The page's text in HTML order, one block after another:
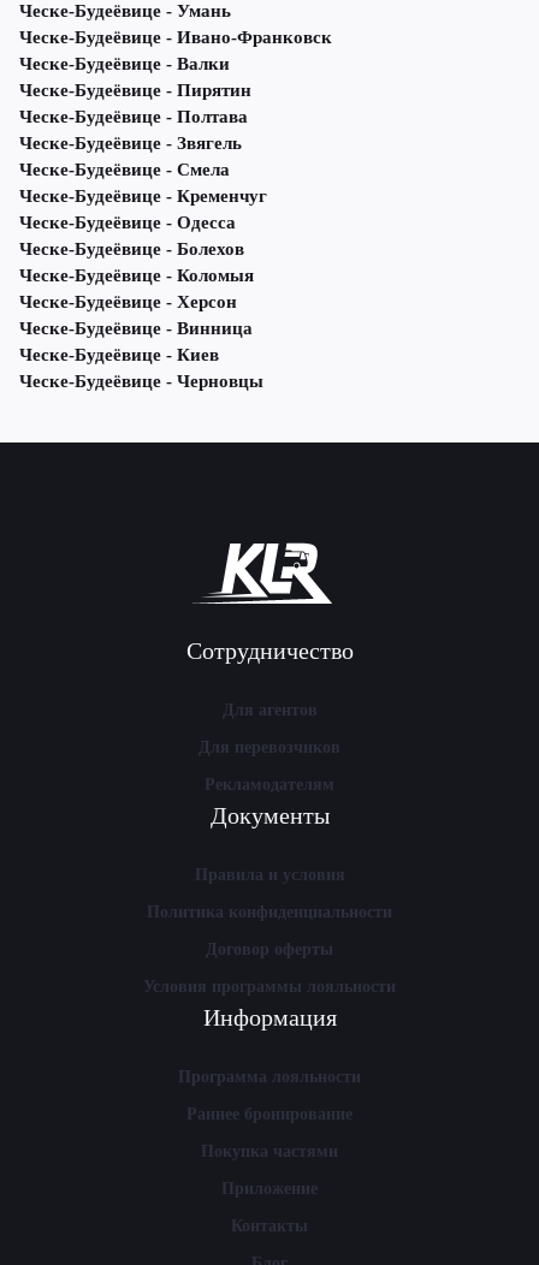
Ческе-Будеёвице - Умань
Ческе-Будеёвице - Ивано-Франковск
Ческе-Будеёвице - Валки
Ческе-Будеёвице - Пирятин
Ческе-Будеёвице - Полтава
Ческе-Будеёвице - Звягель
Ческе-Будеёвице - Смела
Ческе-Будеёвице - Кременчуг
Ческе-Будеёвице - Одесса
Ческе-Будеёвице - Болехов
Ческе-Будеёвице - Коломыя
Ческе-Будеёвице - Херсон
Ческе-Будеёвице - Винница
Ческе-Будеёвице - Киев
Ческе-Будеёвице - Черновцы
Сотрудничество
Для агентов
Для перевозчиков
Рекламодателям
Документы
Правила и условия
Политика конфиденциальности
Договор оферты
Условия программы лояльности
Информация
Программа лояльности
Раннее бронирование
Покупка частями
Приложение
Контакты